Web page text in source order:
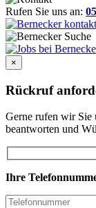
Rufen Sie uns an:
×
Rückruf
Gerne rufen wir Sie
beantworten und
Ihre